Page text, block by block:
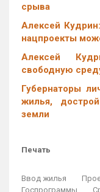
срыва
Алексей
нацпроекты
Алексей
свободную
Губернаторы
жилья,
земли
Печать
Ввод жилья
Госпрограммы